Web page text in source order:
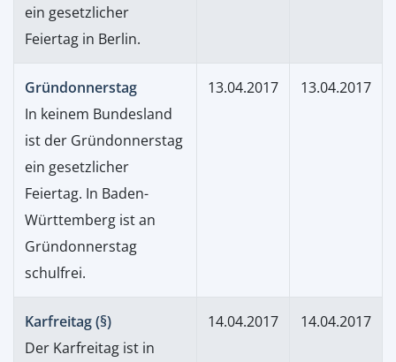
ein gesetzlicher
Feiertag in Berlin.
Gründonnerstag
In keinem Bundesland
ist der Gründonnerstag
ein gesetzlicher
Feiertag. In Baden-
Württemberg ist an
Gründonnerstag
schulfrei.
13.04.2017 13.04.2017
Karfreitag (§)
Der Karfreitag ist in
14.04.2017 14.04.2017